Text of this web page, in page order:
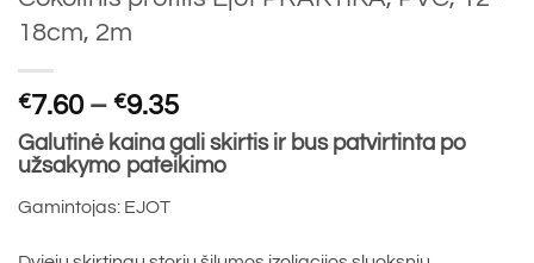
18cm, 2m
€7.60 – €9.35Price
range:
€7.60
Galutinė kaina gali skirtis ir bus patvirtinta po
užsakymo pateikimo
Gamintojas: EJOT